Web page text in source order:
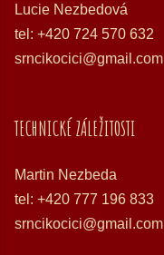
Lucie Nezbedová
tel: +420 724 570 632
srncikocici@gmail.com
TECHNICKÉ ZÁLEŽITOSTI
Martin Nezbeda
tel: +420 777 196 833
srncikocici@gmail.com